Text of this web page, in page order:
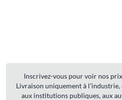
Inscrivez-vous pour voir nos
Livraison uniquement à l'industrie,
aux institutions publiques, aux